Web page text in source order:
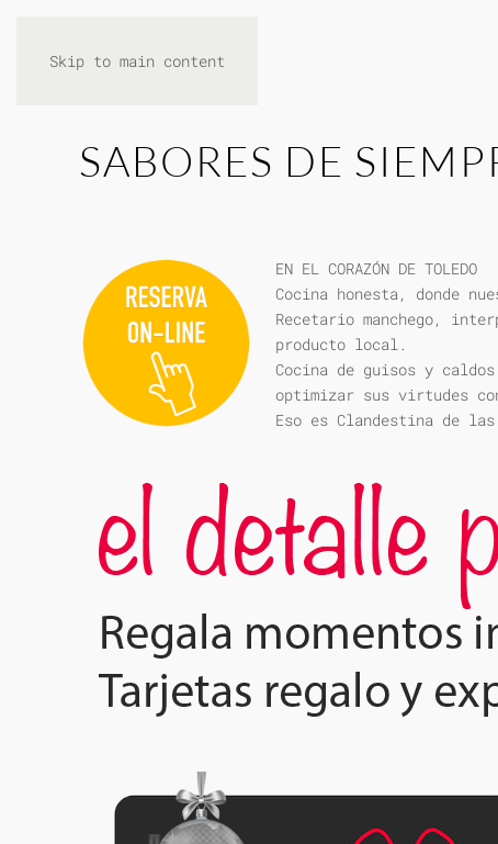
Skip to main content
SABORES DE
EN EL CORAZÓN DE TOLEDO
Cocina honesta, donde
Recetario manchego,
producto local.
Cocina de guisos y
optimizar sus virtudes
Eso es Clandestina de